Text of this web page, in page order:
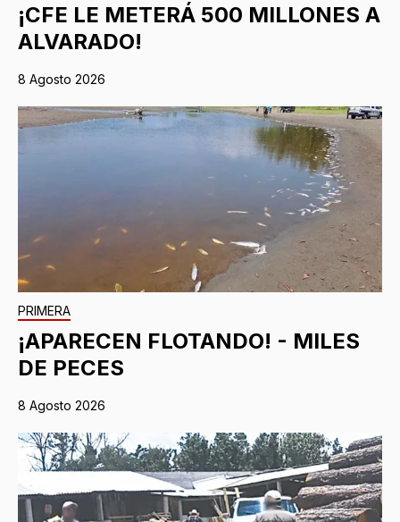
¡CFE LE METERÁ 500 MILLONES A
ALVARADO!
8 Agosto 2026
PRIMERA
¡APARECEN FLOTANDO! - MILES
DE PECES
8 Agosto 2026